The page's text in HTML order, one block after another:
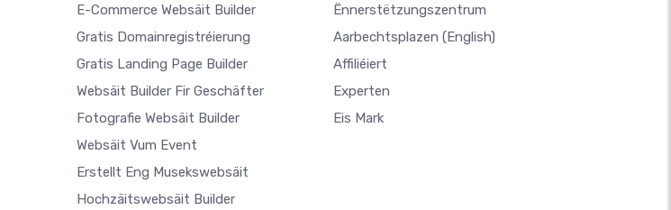
E-Commerce Websäit Builder
Gratis Domainregistréierung
Gratis Landing Page Builder
Websäit Builder Fir Geschäfter
Fotografie Websäit Builder
Websäit Vum Event
Erstellt Eng Musekswebsäit
Hochzäitswebsäit Builder
Ënnerstëtzungszentrum
Aarbechtsplazen (English)
Affiliéiert
Experten
Eis Mark